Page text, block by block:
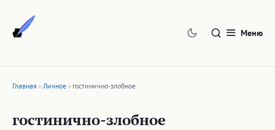
содержимому
Меню
Главная Личное гостинично-злобное
гостинично-злобное